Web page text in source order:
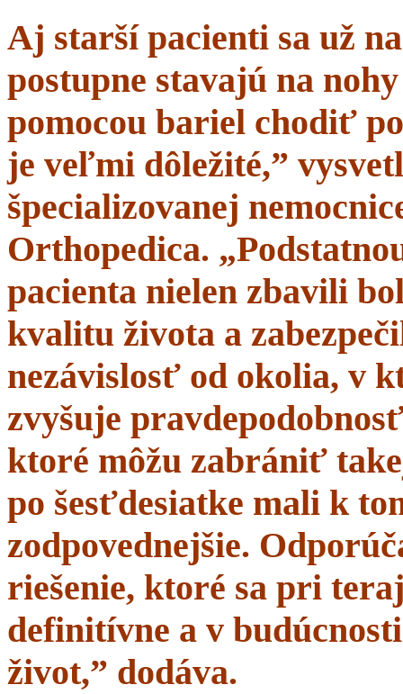
Aj starší pacienti sa už
postupne stavajú na
pomocou bariel chodiť
je veľmi dôležité,”
špecializovanej
Orthopedica.
pacienta nielen zbavili
kvalitu života a
nezávislosť od okolia, v
zvyšuje
ktoré môžu zabrániť
po šesťdesiatke mali k
zodpovednejšie.
riešenie, ktoré sa pri
definitívne a v
život,” dodáva.